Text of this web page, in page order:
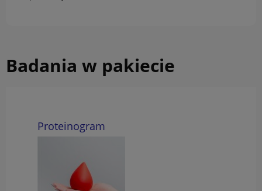
Badania w pakiecie
Proteinogram